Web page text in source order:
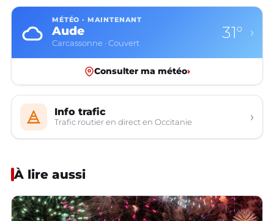
MÉTÉO · MAINTENANT
Aude
Carcassonne · Couvert
31° ›
Consulter ma météo›
Info trafic
Trafic routier en direct en Occitanie ›
À lire aussi